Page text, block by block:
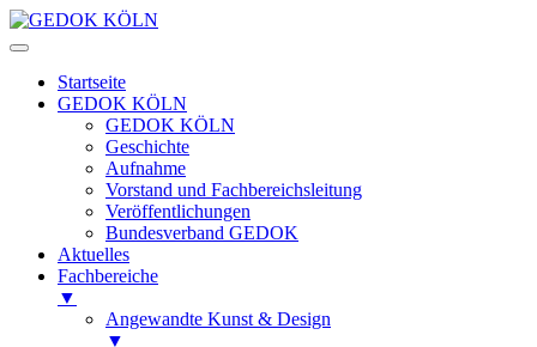
Startseite
GEDOK KÖLN
GEDOK KÖLN
Geschichte
Aufnahme
Vorstand und Fachbereichsleitung
Veröffentlichungen
Bundesverband GEDOK
Aktuelles
Fachbereiche
▼
Angewandte Kunst & Design
▼